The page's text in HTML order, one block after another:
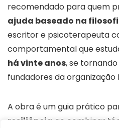
recomendado para quem
ajuda baseado na
escritor e psicoterapeuta
comportamental que
há vinte anos, se
fundadores da organização
A obra é um guia prático
resiliência ao combinar